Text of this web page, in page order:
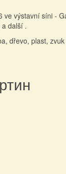
výstavní síni -
další .
dřevo, plast, zvuk